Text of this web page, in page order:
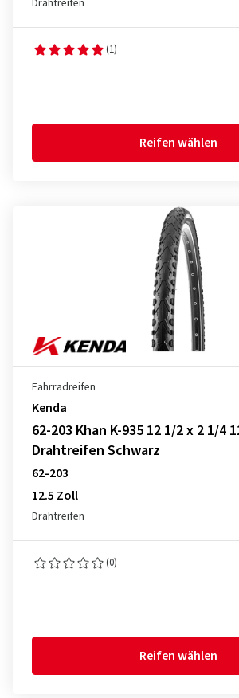
(1)
Reifen wählen
Fahrradreifen
Kenda
62-203 Khan K-935 12 1/2 x 2 1/4
Drahtreifen Schwarz
62-203
12.5 Zoll
Drahtreifen
(0)
Reifen wählen